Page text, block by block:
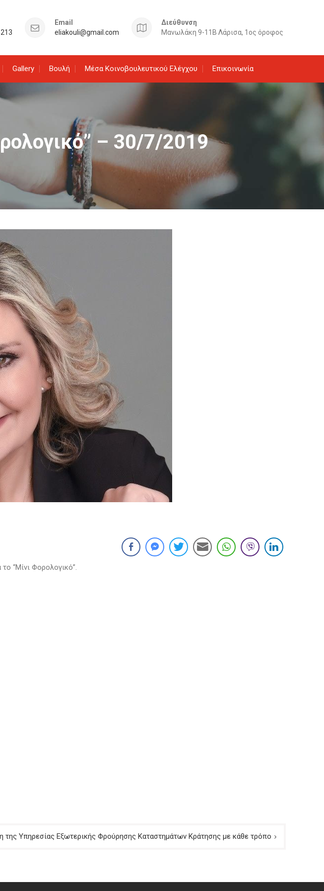
Email
eliakouli@gmail.com
Διεύθυνση
Μανωλάκη 9-11Β Λάρισα, 1ος όροφος
Gallery Βουλή Μέσα Κοινοβουλευτικού Ελέγχου Επικοινωνία
– 30/7/2019
“Μίνι Φορολογικό”.
της Υπηρεσίας Εξωτερικής Φρούρησης Καταστημάτων Κράτησης με κάθε τρόπο